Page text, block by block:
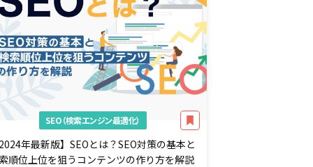
SEO（検索エンジン最適化）
2024年最新版】SEOとは？SEO対策の基本と
順位上位を狙うコンテンツの作り方を解説